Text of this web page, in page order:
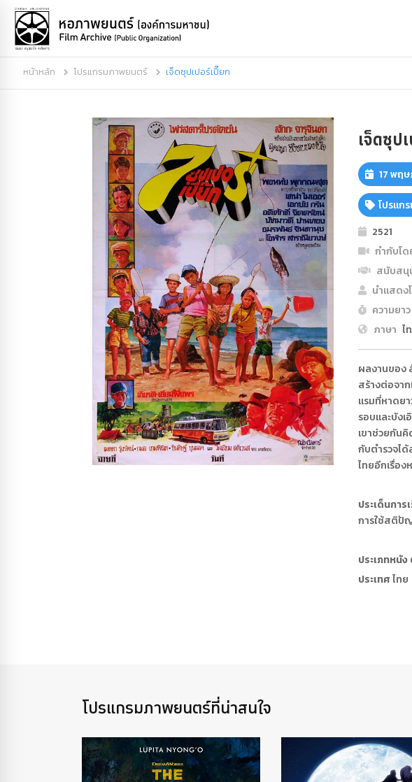
หน้าหลัก โปรแกรมภาพยนตร์ เจ็ดซุปเปอร์เปี๊ยก
เจ็ดซุป
17 พฤ
โปรแก
2521
กำกับโด
สนับสนุ
นำแสดง
ความยาว
ภาษา ไ
ผลงานของ
สร้างต่อจาก
แรมที่หาดย
รอบและบัง
เขาช่วยกัน
กับตำรวจได้
ไทยอีกเรื่อง
ประเด็นการ
การใช้สติปั
ประเภทหนัง
ประเทศไทย
โปรแกรมภาพยนตร์ที่น่าสนใจ